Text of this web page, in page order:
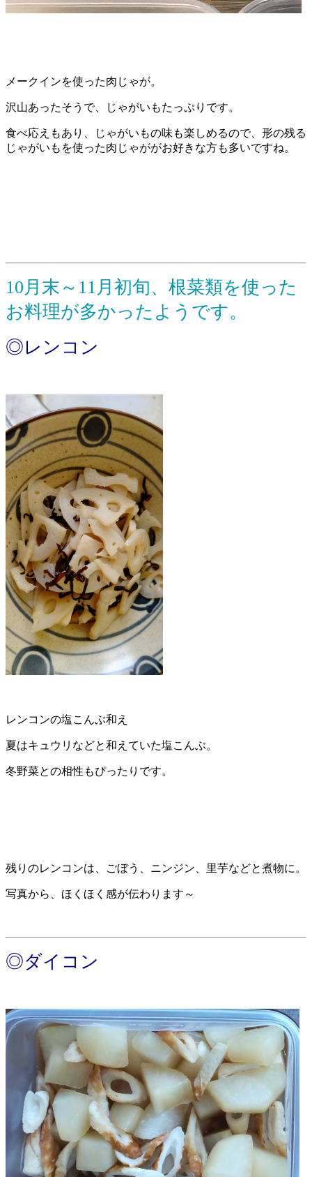
メークインを使った肉じゃが。
沢山あったそうで、じゃがいもたっぷりです。
食べ応えもあり、じゃがいもの味も楽しめるので、形の残る
じゃがいもを使った肉じゃががお好きな方も多いですね。
10月末～11月初旬、根菜類を使った
お料理が多かったようです。
◎レンコン
レンコンの塩こんぶ和え
夏はキュウリなどと和えていた塩こんぶ。
冬野菜との相性もぴったりです。
残りのレンコンは、ごぼう、ニンジン、里芋などと煮物に。
写真から、ほくほく感が伝わります～
◎ダイコン